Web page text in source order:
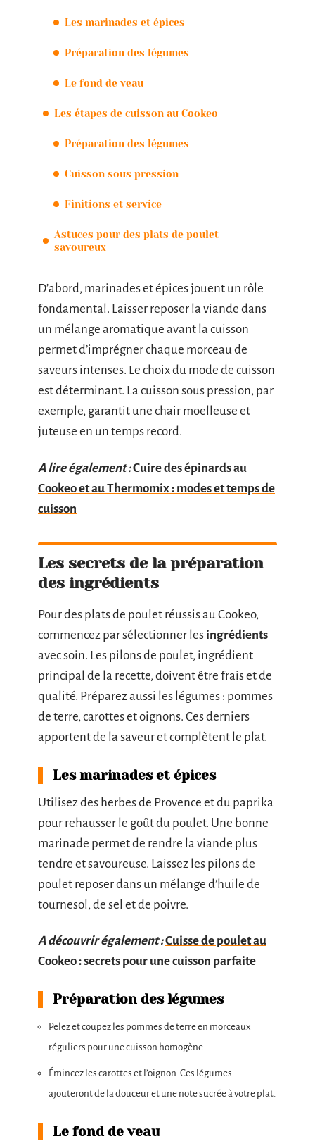
Les marinades et épices
Préparation des légumes
Le fond de veau
Les étapes de cuisson au Cookeo
Préparation des légumes
Cuisson sous pression
Finitions et service
Astuces pour des plats de poulet
savoureux
D’abord, marinades et épices jouent un rôle
fondamental. Laisser reposer la viande dans
un mélange aromatique avant la cuisson
permet d’imprégner chaque morceau de
saveurs intenses. Le choix du mode de cuisson
est déterminant. La cuisson sous pression, par
exemple, garantit une chair moelleuse et
juteuse en un temps record.
A lire également :Cuire des épinards au
Cookeo et au Thermomix : modes et temps de
cuisson
Les secrets de la préparation
des ingrédients
Pour des plats de poulet réussis au Cookeo,
commencez par sélectionner les ingrédients
avec soin. Les pilons de poulet, ingrédient
principal de la recette, doivent être frais et de
qualité. Préparez aussi les légumes : pommes
de terre, carottes et oignons. Ces derniers
apportent de la saveur et complètent le plat.
Les marinades et épices
Utilisez des herbes de Provence et du paprika
pour rehausser le goût du poulet. Une bonne
marinade permet de rendre la viande plus
tendre et savoureuse. Laissez les pilons de
poulet reposer dans un mélange d’huile de
tournesol, de sel et de poivre.
A découvrir également :Cuisse de poulet au
Cookeo : secrets pour une cuisson parfaite
Préparation des légumes
Pelez et coupez les pommes de terre en morceaux
réguliers pour une cuisson homogène.
Émincez les carottes et l’oignon. Ces légumes
ajouteront de la douceur et une note sucrée à votre plat.
Le fond de veau